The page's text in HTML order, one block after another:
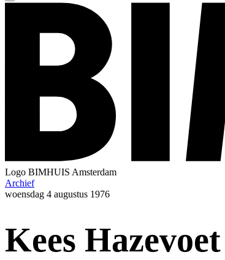
Logo BIMHUIS Amsterdam
Archief
woensdag 4 augustus 1976
Kees